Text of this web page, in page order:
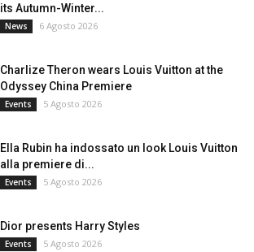
its Autumn-Winter...
News 6 Agosto 2026
Charlize Theron wears Louis Vuitton at the
Odyssey China Premiere
Events 5 Agosto 2026
Ella Rubin ha indossato un look Louis Vuitton
alla premiere di...
Events 5 Agosto 2026
Dior presents Harry Styles
Events 5 Agosto 2026